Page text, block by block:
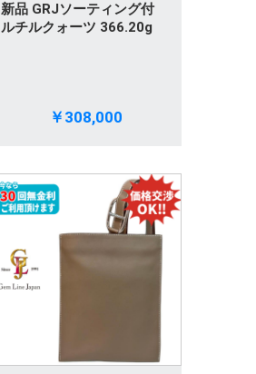
新品 GRJソーティング付
ルチルクォーツ 366.20g
￥308,000